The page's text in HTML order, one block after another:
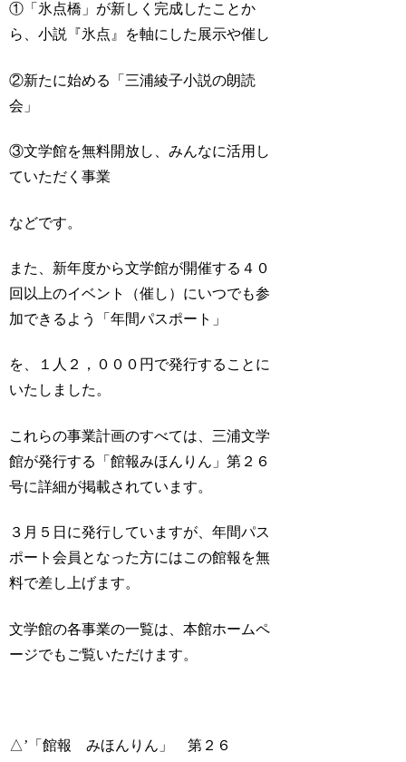
①「氷点橋」が新しく完成したことか
ら、小説『氷点』を軸にした展示や催し
②新たに始める「三浦綾子小説の朗読
会」
③文学館を無料開放し、みんなに活用し
ていただく事業
などです。
また、新年度から文学館が開催する４０
回以上のイベント（催し）にいつでも参
加できるよう「年間パスポート」
を、１人２，０００円で発行することに
いたしました。
これらの事業計画のすべては、三浦文学
館が発行する「館報みほんりん」第２６
号に詳細が掲載されています。
３月５日に発行していますが、年間パス
ポート会員となった方にはこの館報を無
料で差し上げます。
文学館の各事業の一覧は、本館ホームペ
ージでもご覧いただけます。
△’「館報 みほんりん」 第２６